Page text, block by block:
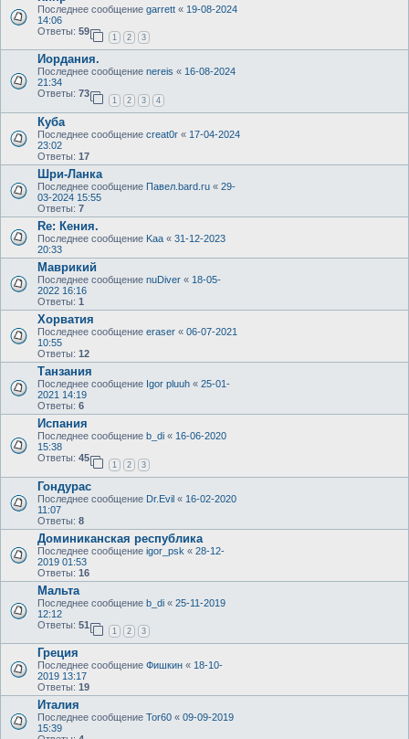
Последнее сообщение garrett « 19-08-2024
14:06
Ответы: 59
1 2 3
Иордания.
Последнее сообщение nereis « 16-08-2024
21:34
Ответы: 73
1 2 3 4
Куба
Последнее сообщение creat0r « 17-04-2024
23:02
Ответы: 17
Шри-Ланка
Последнее сообщение Павел.bard.ru « 29-
03-2024 15:55
Ответы: 7
Re: Кения.
Последнее сообщение Kaa « 31-12-2023
20:33
Маврикий
Последнее сообщение nuDiver « 18-05-
2022 16:16
Ответы: 1
Хорватия
Последнее сообщение eraser « 06-07-2021
10:55
Ответы: 12
Танзания
Последнее сообщение Igor pluuh « 25-01-
2021 14:19
Ответы: 6
Испания
Последнее сообщение b_di « 16-06-2020
15:38
Ответы: 45
1 2 3
Гондурас
Последнее сообщение Dr.Evil « 16-02-2020
11:07
Ответы: 8
Доминиканская республика
Последнее сообщение igor_psk « 28-12-
2019 01:53
Ответы: 16
Мальта
Последнее сообщение b_di « 25-11-2019
12:12
Ответы: 51
1 2 3
Греция
Последнее сообщение Фишкин « 18-10-
2019 13:17
Ответы: 19
Италия
Последнее сообщение Tor60 « 09-09-2019
15:39